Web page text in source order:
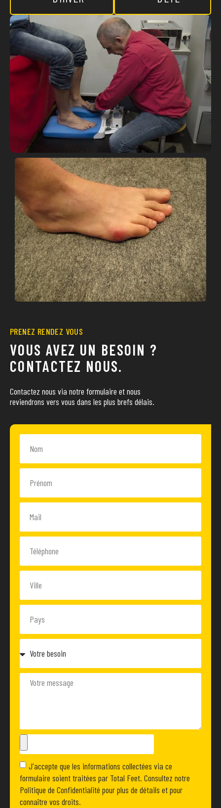
PRENEZ RENDEZ VOUS
VOUS AVEZ UN BESOIN ?
CONTACTEZ NOUS.
Contactez nous via notre formulaire et nous
reviendrons vers vous dans les plus brefs délais.
J'accepte que les informations collectées via ce
formulaire soient traitées par Total Feet. Consultez notre
Politique de Confidentialité pour plus de détails et pour
connaître vos droits.